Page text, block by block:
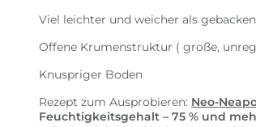
Viel leichter und weicher als
Offene Krumenstruktur ( große,
Knuspriger Boden
Rezept zum Ausprobieren: Neo-
Feuchtigkeitsgehalt – 75 % und